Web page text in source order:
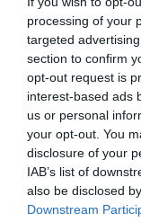
processing of your
targeted
section to confirm
opt-out request is
interest-based ads
us or personal
your opt-out. You
disclosure of your
IAB’s list of
also be disclosed
Downstream
Una volta
consolidarlo
quando il
passare a
5- Rinforzare
Ogni volta che si
piccolissimo, di